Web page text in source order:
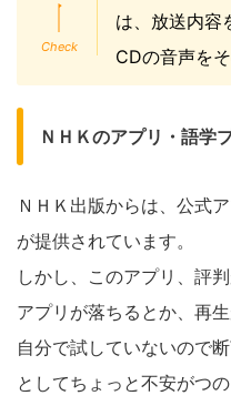
は、放送内容
CDの音声を
ＮＨＫのアプリ・語学
ＮＨＫ出版からは、公式
が提供されています。
しかし、このアプリ、評判
アプリが落ちるとか、再生
自分で試していないので
としてちょっと不安がつの